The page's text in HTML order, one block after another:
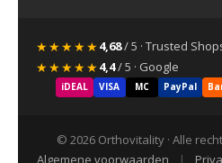
★★★★★4,68/ 5 · Trusted
★★★★★4,4/ 5 · Google
iDEAL VISA MC PayPal
© 2026 Orthovitality · Alle
Algemene voorwaarden
|